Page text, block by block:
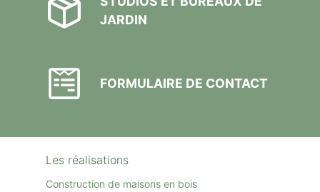
JARDIN
FORMULAIRE DE CONTACT
Les réalisations
Construction de maisons en bois